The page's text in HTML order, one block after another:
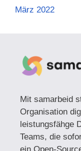
März 2022
Mit samarbeid
Organisation
leistungsfähge
Teams, die
ein Open-